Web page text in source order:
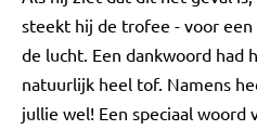
steekt hij de trofee - voor een
de lucht. Een dankwoord had
natuurlijk heel tof. Namens
jullie wel! Een speciaal woord